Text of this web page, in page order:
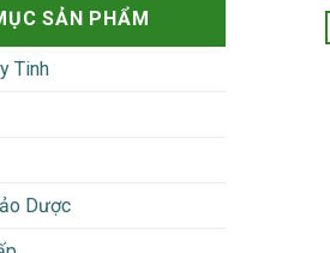
SẢN PHẨM
Tinh
Dược